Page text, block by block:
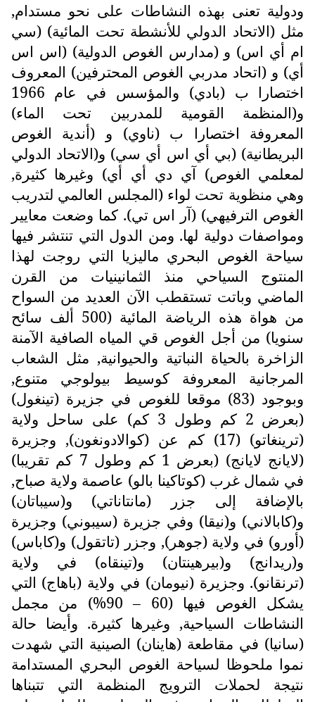
ودولية تعنى بهذه النشاطات على نحو مستدام,
مثل (الاتحاد الدولي للأنشطة تحت المائية) (سي
ام أي اس) و (مدارس الغوص الدولية) (اس اس
أي) و (اتحاد مدربي الغوص المحترفين) المعروف
اختصارا ب (بادي) والمؤسس في عام 1966
و(المنظمة القومية للمدربين تحت الماء)
المعروفة اختصارا ب (ناوي) و (أندية الغوص
البريطانية) (بي أي اس أي سي) و(الاتحاد الدولي
لمعلمي الغوص) آي دي أي أي) وغيرها كثيرة,
وهي منظوية تحت لواء (المجلس العالمي لتدريب
الغوص الترفيهي) (آر اس تي). كما وضعت معايير
ومواصفات دولية لها. ومن الدول التي تنتشر فيها
سياحة الغوص البحري ماليزيا التي روجت لهذا
المنتوج السياحي منذ الثمانينيات من القرن
الماضي وباتت تستقطب الآن العديد من السواح
من هواة هذه الرياضة المائية (500 ألف سائح
سنويا) من أجل الغوص قي المياه الصافية الآمنة
الزاخرة بالحياة النباتية والحيوانية, مثل الشعاب
المرجانية المعروفة كوسيط بيولوجي متنوع,
وبوجود (83) موقعا للغوص في جزيرة (تينغول)
(بعرض 2 كم وطول 3 كم) على ساحل ولاية
(ترينغاتو) (17) كم عن (كوالادونغون), وجزيرة
(لايانج لايانج) (بعرض 1 كم وطول 7 كم تقريبا)
في شمال غرب (كوتاكينا بالو) عاصمة ولاية صباح,
بالإضافة إلى جزر (مانتاناتي) و(سيباتان)
و(كابالاني) و(نيقا) وفي جزيرة (سيبوني) وجزيرة
(أورو) في ولاية (جوهر), وجزر (تاتقول) و(كاباس)
و(ريدانج) و(بيرهينتان) و(تينقاه) في ولاية
(ترنقانو). وجزيرة (نيومان) في ولاية (باهاج) التي
يشكل الغوص فيها (60 – 90%) من مجمل
النشاطات السياحية, وغيرها كثيرة. وأيضا حالة
(سانيا) في مقاطعة (هاينان) الصينية التي شهدت
نموا ملحوظا لسياحة الغوص البحري المستدامة
نتيجة لحملات الترويج المنظمة التي تتبناها